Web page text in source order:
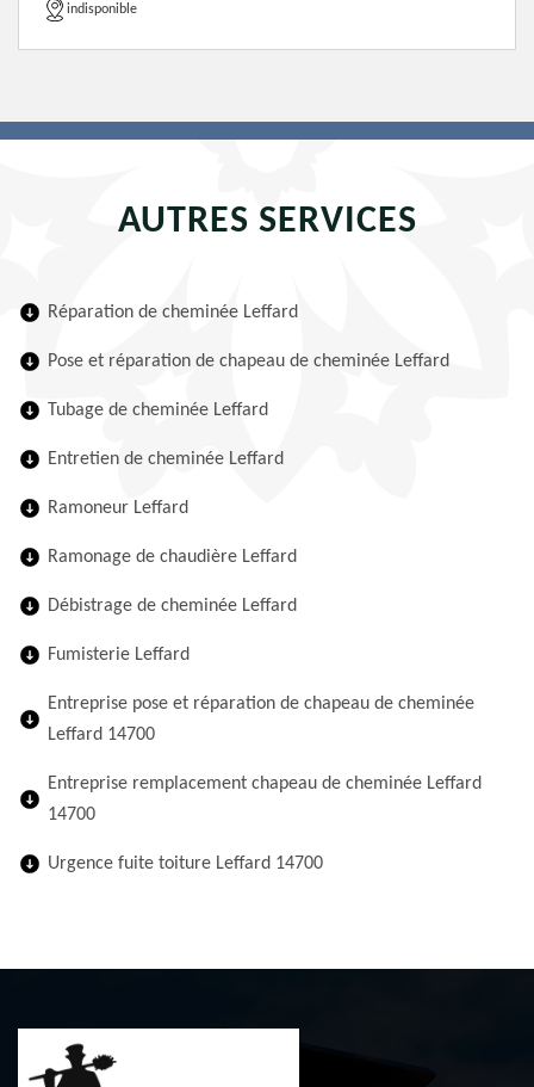
indisponible
AUTRES SERVICES
Réparation de cheminée Leffard
Pose et réparation de chapeau de cheminée Leffard
Tubage de cheminée Leffard
Entretien de cheminée Leffard
Ramoneur Leffard
Ramonage de chaudière Leffard
Débistrage de cheminée Leffard
Fumisterie Leffard
Entreprise pose et réparation de chapeau de cheminée
Leffard 14700
Entreprise remplacement chapeau de cheminée Leffard
14700
Urgence fuite toiture Leffard 14700